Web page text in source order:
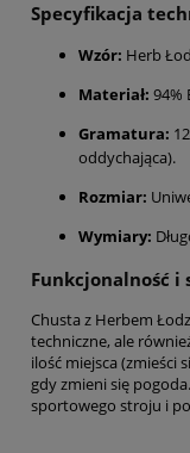
Specyfikacja
Wzór: Herb
Materiał: 94%
Gramatura:
oddychająca).
Rozmiar:
Wymiary:
Funkcjonalność i
Chusta z Herbem
techniczne, ale
ilość miejsca (zmieści
gdy zmieni się
sportowego stroju i